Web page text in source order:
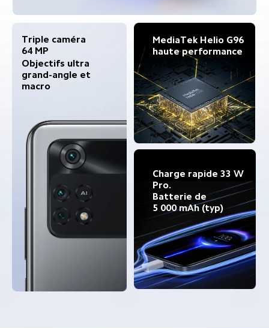
Triple caméra
64 MP
Objectifs ultra
grand-angle et
macro
MediaTek Helio G96
haute performance
Charge rapide 33 W
Pro.
Batterie de
5 000 mAh (typ)